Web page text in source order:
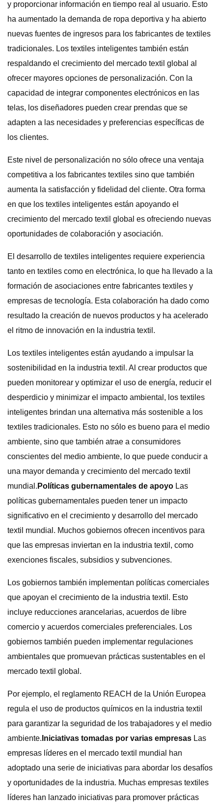
y proporcionar información en tiempo real al usuario. Esto
ha aumentado la demanda de ropa deportiva y ha abierto
nuevas fuentes de ingresos para los fabricantes de textiles
tradicionales. Los textiles inteligentes también están
respaldando el crecimiento del mercado textil global al
ofrecer mayores opciones de personalización. Con la
capacidad de integrar componentes electrónicos en las
telas, los diseñadores pueden crear prendas que se
adapten a las necesidades y preferencias específicas de
los clientes.
Este nivel de personalización no sólo ofrece una ventaja
competitiva a los fabricantes textiles sino que también
aumenta la satisfacción y fidelidad del cliente. Otra forma
en que los textiles inteligentes están apoyando el
crecimiento del mercado textil global es ofreciendo nuevas
oportunidades de colaboración y asociación.
El desarrollo de textiles inteligentes requiere experiencia
tanto en textiles como en electrónica, lo que ha llevado a la
formación de asociaciones entre fabricantes textiles y
empresas de tecnología. Esta colaboración ha dado como
resultado la creación de nuevos productos y ha acelerado
el ritmo de innovación en la industria textil.
Los textiles inteligentes están ayudando a impulsar la
sostenibilidad en la industria textil. Al crear productos que
pueden monitorear y optimizar el uso de energía, reducir el
desperdicio y minimizar el impacto ambiental, los textiles
inteligentes brindan una alternativa más sostenible a los
textiles tradicionales. Esto no sólo es bueno para el medio
ambiente, sino que también atrae a consumidores
conscientes del medio ambiente, lo que puede conducir a
una mayor demanda y crecimiento del mercado textil
mundial. Políticas gubernamentales de apoyo Las
políticas gubernamentales pueden tener un impacto
significativo en el crecimiento y desarrollo del mercado
textil mundial. Muchos gobiernos ofrecen incentivos para
que las empresas inviertan en la industria textil, como
exenciones fiscales, subsidios y subvenciones.
Los gobiernos también implementan políticas comerciales
que apoyan el crecimiento de la industria textil. Esto
incluye reducciones arancelarias, acuerdos de libre
comercio y acuerdos comerciales preferenciales. Los
gobiernos también pueden implementar regulaciones
ambientales que promuevan prácticas sustentables en el
mercado textil global.
Por ejemplo, el reglamento REACH de la Unión Europea
regula el uso de productos químicos en la industria textil
para garantizar la seguridad de los trabajadores y el medio
ambiente. Iniciativas tomadas por varias empresas Las
empresas líderes en el mercado textil mundial han
adoptado una serie de iniciativas para abordar los desafíos
y oportunidades de la industria. Muchas empresas textiles
líderes han lanzado iniciativas para promover prácticas